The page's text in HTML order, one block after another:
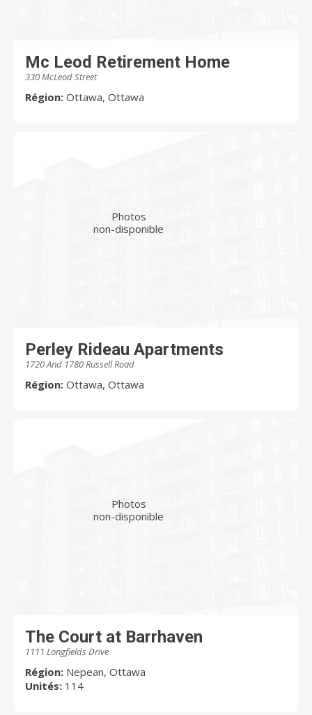
Mc Leod Retirement Home
330 McLeod Street
Région: Ottawa, Ottawa
Photos
non-disponible
Perley Rideau Apartments
1720 And 1780 Russell Road
Région: Ottawa, Ottawa
Photos
non-disponible
The Court at Barrhaven
1111 Longfields Drive
Région: Nepean, Ottawa
Unités: 114